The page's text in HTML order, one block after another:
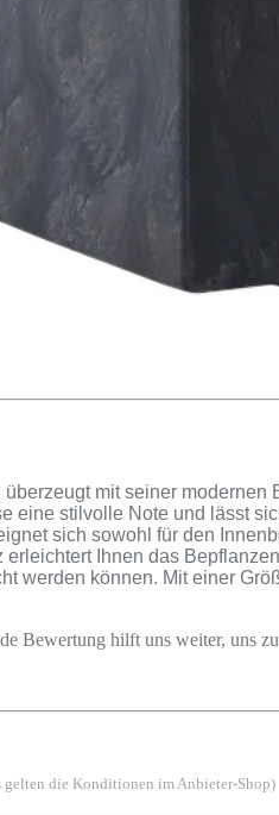
überzeugt mit seiner
eine stilvolle Note und lässt
sich sowohl für den
Ihnen das
werden können. Mit einer
Bewertung hilft uns weiter, uns
gelten die Konditionen im Anbieter-Shop)